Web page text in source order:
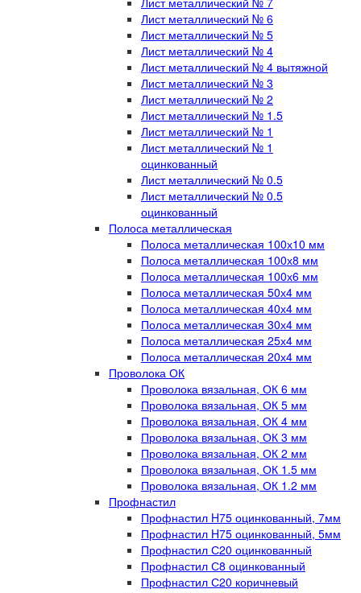
Лист металлический № 6
Лист металлический № 5
Лист металлический № 4
Лист металлический № 4 вытяжной
Лист металлический № 3
Лист металлический № 2
Лист металлический № 1.5
Лист металлический № 1
Лист металлический № 1
оцинкованный
Лист металлический № 0.5
Лист металлический № 0.5
оцинкованный
Полоса металлическая
Полоса металлическая 100х10 мм
Полоса металлическая 100х8 мм
Полоса металлическая 100х6 мм
Полоса металлическая 50х4 мм
Полоса металлическая 40х4 мм
Полоса металлическая 30х4 мм
Полоса металлическая 25х4 мм
Полоса металлическая 20х4 мм
Проволока ОК
Проволока вязальная, ОК 6 мм
Проволока вязальная, ОК 5 мм
Проволока вязальная, ОК 4 мм
Проволока вязальная, ОК 3 мм
Проволока вязальная, ОК 2 мм
Проволока вязальная, ОК 1.5 мм
Проволока вязальная, ОК 1.2 мм
Профнастил
Профнастил H75 оцинкованный, 7мм
Профнастил H75 оцинкованный, 5мм
Профнастил С20 оцинкованный
Профнастил С8 оцинкованный
Профнастил С20 коричневый